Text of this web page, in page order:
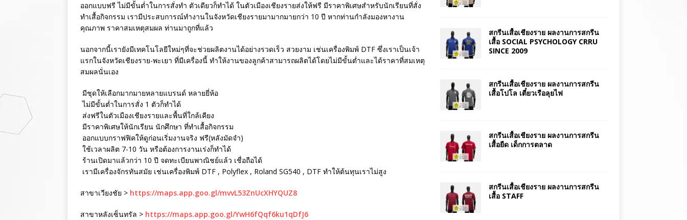
ออกแบบฟรี ไม่มีขั้นต่ำในการสั่งทำ ตัวเดียวก็ทำได้ ในตัวเมืองเชียงรายส่งให้ฟรี มีราคาพิเศษสำหรับนักเรียนที่สั่ง
ทำเสื้อกิจกรรม เรามีประสบการณ์ทำงานในจังหวัดเชียงรายมามากมายกว่า 10 ปี หากท่านกำลังมองหางาน
คุณภาพ ราคาสมเหตุสมผล ท่านมาถูกที่แล้ว
นอกจากนี้เรายังมีเทคโนโลยีใหม่ๆที่จะช่วยผลิตงานได้อย่างรวดเร็ว สวยงาม เช่นเครื่องพิมพ์ DTF ซึ่งเราเป็นเจ้า
แรกในจังหวัดเชียงราย-พะเยา ที่มีเครื่องนี้ ทำให้งานของลูกค้าสามารถผลิตได้โดยไม่มีขั้นต่ำและได้ราคาที่สมเหตุ
สมผลนั่นเอง
มีชุดให้เลือกมากมายหลายแบรนด์ หลายยี่ห้อ
ไม่มีขั้นต่ำในการสั่ง 1 ตัวก็ทำได้
ส่งฟรีในตัวเมืองเชียงรายและพื้นที่ใกล้เคียง
มีราคาพิเศษให้นักเรียน นักศึกษา ที่ทำเสื้อกิจกรรม
ออกแบบกราฟฟิคให้ดูก่อนเริ่มงานจริง ฟรี(หลังมัดจำ)
ใช้เวลาผลิต 7-10 วัน หรือต้องการงานเร่งก็ทำได้
ร้านเปิดมาแล้วกว่า 10 ปี จดทะเบียนพาณิชย์แล้ว เชื่อถือได้
เรามีเครื่องจักรทันสมัย เช่นเครื่องพิมพ์ DTF , Polyflex , Roland SG540 , DTF ทำให้ต้นทุนเราไม่สูง
สาขาเวียงชัย > https://maps.app.goo.gl/mvvL53ZnUcXHYQUZ8
สาขาหลังเซ็นทรัล > https://maps.app.goo.gl/YwH6fQqf6ku1qDfJ6
สกรีนเสื้อเชียงราย ผลงานการสกรีน
เสื้อ SOCIAL PSYCHOLOGY CRRU
SINCE 2009
สกรีนเสื้อเชียงราย ผลงานการสกรีน
เสื้อโปโล เตี๋ยวเรือลุยไฟ
สกรีนเสื้อเชียงราย ผลงานการสกรีน
เสื้อยืด เด็กการตลาด
สกรีนเสื้อเชียงราย ผลงานการสกรีน
เสื้อ STAFF